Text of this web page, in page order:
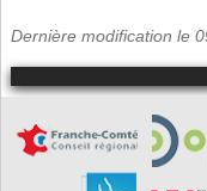
Dernière modification le